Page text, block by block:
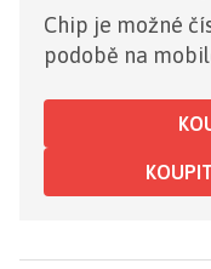
Chip je možné
podobě na